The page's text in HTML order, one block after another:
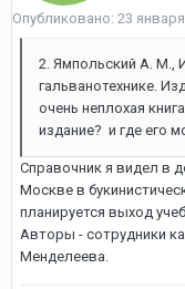
Опубликовано: 23
2. Ямпольский А. М.,
гальванотехнике.
очень неплохая
издание? и где его
Справочник я видел в
Москве в
планируется выход
Авторы - сотрудники
Менделеева.